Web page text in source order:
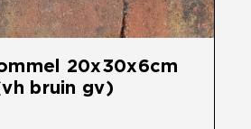
20x30x6cm
bruin gv)